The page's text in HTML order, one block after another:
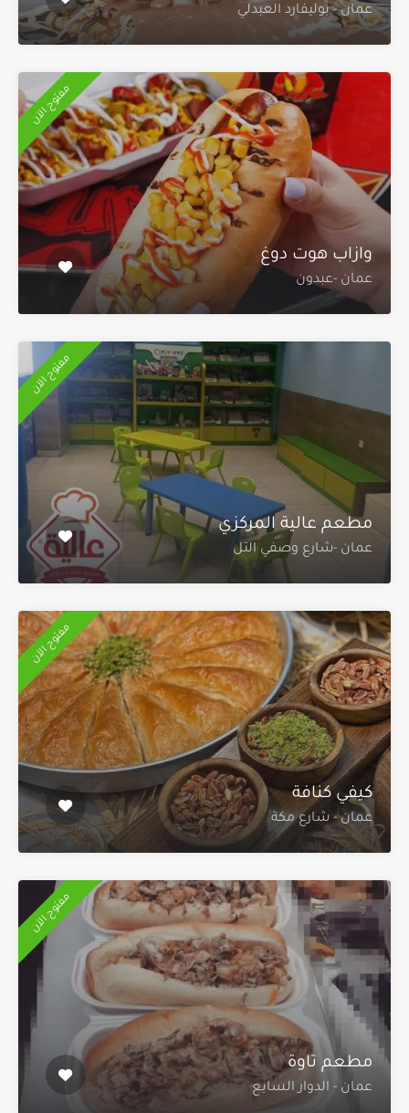
عمان - بوليفارد العبدلي
مفتوح الآن
وازاب هوت دوغ
عمان -عبدون
مفتوح الآن
مطعم عالية المركزي
عمان -شارع وصفي التل
مفتوح الآن
كيفي كنافة
عمان - شارع مكة
مفتوح الآن
مطعم تاوة
عمان - الدوار السابع